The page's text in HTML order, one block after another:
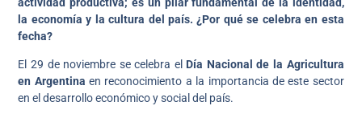
la economía y la cultura del país. ¿Por qué se celebra en esta
fecha?
El 29 de noviembre se celebra el Día Nacional de la Agricultura
en Argentina en reconocimiento a la importancia de este sector
en el desarrollo económico y social del país.